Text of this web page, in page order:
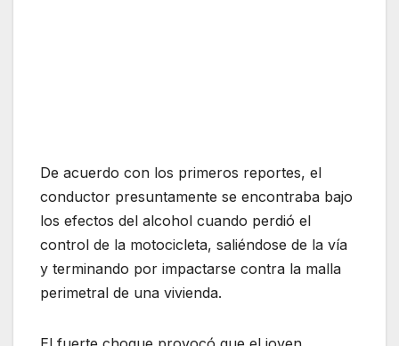
De acuerdo con los primeros reportes, el
conductor presuntamente se encontraba bajo
los efectos del alcohol cuando perdió el
control de la motocicleta, saliéndose de la vía
y terminando por impactarse contra la malla
perimetral de una vivienda.